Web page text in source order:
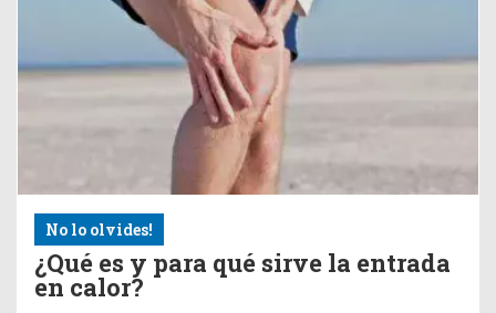
No lo olvides!
¿Qué es y para qué sirve la entrada
en calor?